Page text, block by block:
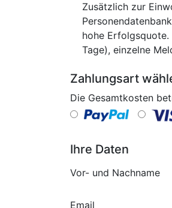
Zusätzlich zur
hohe
Tage), einzelne
Zahlungsart
Die Gesamtkosten
Ihre Daten
Vor- und Nachname
Email